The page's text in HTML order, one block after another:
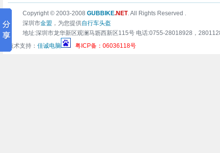
Copyright © 2003-2008 GUBBIKE.NET. All Rights Reserved .
深圳市金盟 ，为您提供自行车头盔
地址:深圳市龙华新区观澜马坜西新区115号 电话:0755-28018928，
技术支持： 佳诚电脑 粤ICP备：06036118号